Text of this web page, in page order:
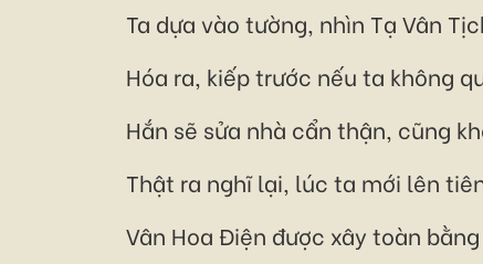
Ta dựa vào tường, nhìn Tạ Vân
Hóa ra, kiếp trước nếu ta không
Hắn sẽ sửa nhà cẩn thận, cũng
Thật ra nghĩ lại, lúc ta mới lên
Vân Hoa Điện được xây toàn